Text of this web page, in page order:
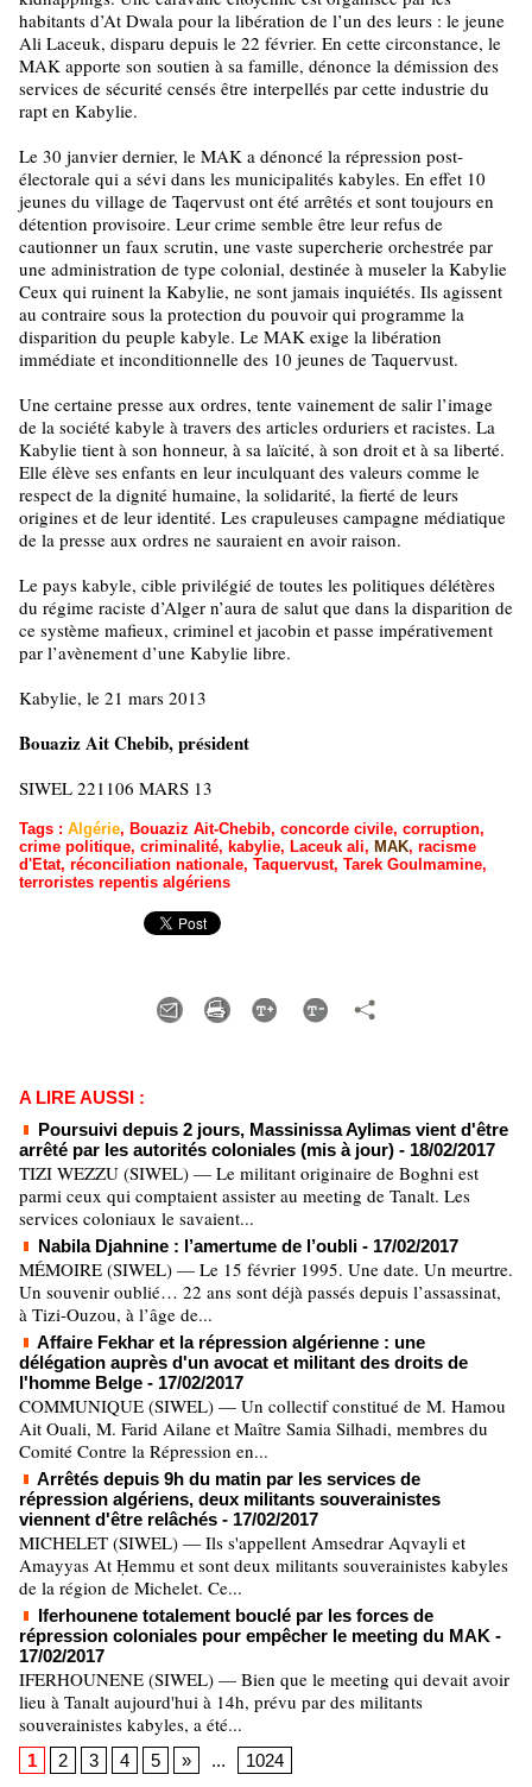
habitants d’At Dwala pour la libération de l’un des leurs : le jeune
Ali Laceuk, disparu depuis le 22 février. En cette circonstance, le
MAK apporte son soutien à sa famille, dénonce la démission des
services de sécurité censés être interpellés par cette industrie du
rapt en Kabylie.
Le 30 janvier dernier, le MAK a dénoncé la répression post-
électorale qui a sévi dans les municipalités kabyles. En effet 10
jeunes du village de Taqervust ont été arrêtés et sont toujours en
détention provisoire. Leur crime semble être leur refus de
cautionner un faux scrutin, une vaste supercherie orchestrée par
une administration de type colonial, destinée à museler la Kabylie
Ceux qui ruinent la Kabylie, ne sont jamais inquiétés. Ils agissent
au contraire sous la protection du pouvoir qui programme la
disparition du peuple kabyle. Le MAK exige la libération
immédiate et inconditionnelle des 10 jeunes de Taquervust.
Une certaine presse aux ordres, tente vainement de salir l’image
de la société kabyle à travers des articles orduriers et racistes. La
Kabylie tient à son honneur, à sa laïcité, à son droit et à sa liberté.
Elle élève ses enfants en leur inculquant des valeurs comme le
respect de la dignité humaine, la solidarité, la fierté de leurs
origines et de leur identité. Les crapuleuses campagne médiatique
de la presse aux ordres ne sauraient en avoir raison.
Le pays kabyle, cible privilégié de toutes les politiques délétères
du régime raciste d’Alger n’aura de salut que dans la disparition de
ce système mafieux, criminel et jacobin et passe impérativement
par l’avènement d’une Kabylie libre.
Kabylie, le 21 mars 2013
Bouaziz Ait Chebib, président
SIWEL 221106 MARS 13
Tags : Algérie, Bouaziz Ait-Chebib, concorde civile, corruption,
crime politique, criminalité, kabylie, Laceuk ali, MAK, racisme
d'Etat, réconciliation nationale, Taquervust, Tarek Goulmamine,
terroristes repentis algériens
A LIRE AUSSI :
Poursuivi depuis 2 jours, Massinissa Aylimas vient d'être
arrêté par les autorités coloniales (mis à jour) - 18/02/2017
TIZI WEZZU (SIWEL) — Le militant originaire de Boghni est
parmi ceux qui comptaient assister au meeting de Tanalt. Les
services coloniaux le savaient...
Nabila Djahnine : l’amertume de l’oubli - 17/02/2017
MÉMOIRE (SIWEL) — Le 15 février 1995. Une date. Un meurtre.
Un souvenir oublié… 22 ans sont déjà passés depuis l’assassinat,
à Tizi-Ouzou, à l’âge de...
Affaire Fekhar et la répression algérienne : une
délégation auprès d'un avocat et militant des droits de
l'homme Belge - 17/02/2017
COMMUNIQUE (SIWEL) — Un collectif constitué de M. Hamou
Ait Ouali, M. Farid Ailane et Maître Samia Silhadi, membres du
Comité Contre la Répression en...
Arrêtés depuis 9h du matin par les services de
répression algériens, deux militants souverainistes
viennent d'être relâchés - 17/02/2017
MICHELET (SIWEL) — Ils s'appellent Amsedrar Aqvayli et
Amayyas At Ḥemmu et sont deux militants souverainistes kabyles
de la région de Michelet. Ce...
Iferhounene totalement bouclé par les forces de
répression coloniales pour empêcher le meeting du MAK -
17/02/2017
IFERHOUNENE (SIWEL) — Bien que le meeting qui devait avoir
lieu à Tanalt aujourd'hui à 14h, prévu par des militants
souverainistes kabyles, a été...
1 2 3 4 5 » ... 1024